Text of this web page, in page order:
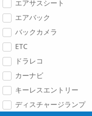
エアサスシート
エアバック
バックカメラ
ETC
ドラレコ
カーナビ
キーレスエントリー
ディスチャージランプ